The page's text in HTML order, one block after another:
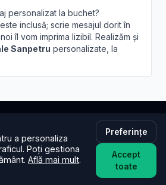
personalizat la buchet?
inclusă; scrie mesajul dorit în
îl vom imprima lizibil. Realizăm și
Sanpetru personalizate, la
cu suflet. Comandă
în aceeași zi în toată țara.
a personaliza
Poți gestiona
Află mai mult.
Preferințe
Accept
toate